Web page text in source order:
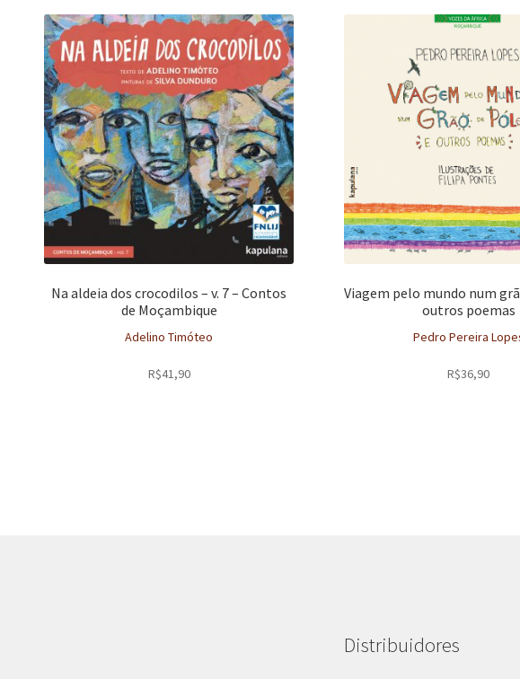
Na aldeia dos crocodilos – v. 7 – Contos
de Moçambique
Adelino Timóteo
R$41,90
Viagem pelo mundo num
outros poemas
Pedro Pereira
R$36,90
Distribuidores